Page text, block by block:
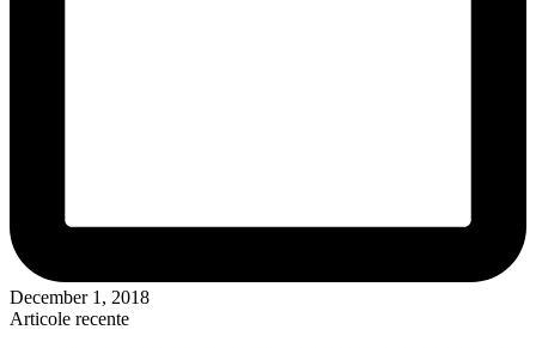
December 1, 2018
Articole recente